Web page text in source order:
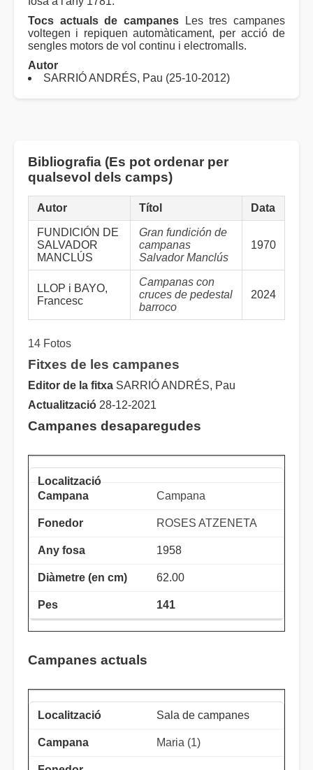
Tocs actuals de campanes Les tres campanes
voltegen i repiquen automàticament, per acció de
sengles motors de vol continu i electromalls.
Autor
SARRIÓ ANDRÉS, Pau (25-10-2012)
Bibliografia (Es pot ordenar per
qualsevol dels camps)
Autor Títol Data
FUNDICIÓN DE
SALVADOR
MANCLÚS
Gran fundición de
campanas
Salvador Manclús
1970
LLOP i BAYO,
Francesc
Campanas con
cruces de pedestal
barroco
2024
14 Fotos
Fitxes de les campanes
Editor de la fitxa SARRIÓ ANDRÉS, Pau
Actualització 28-12-2021
Campanes desaparegudes
Campana
ROSES ATZENETA
1958
62.00
141
Campanes actuals
Sala de campanes
Maria (1)